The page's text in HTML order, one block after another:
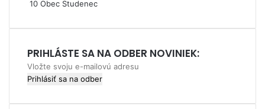
10 Obec Studenec
PRIHLÁSTE SA NA ODBER NOVINIEK:
Vložte
svoju
mailovú